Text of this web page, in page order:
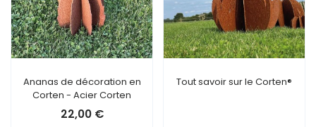
Ananas de décoration en
Corten - Acier Corten
22,00 €
Tout savoir sur le Corten®